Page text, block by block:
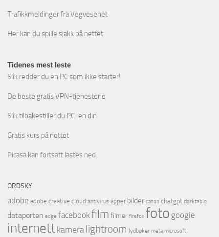
Trafikkmeldinger fra Vegvesenet
Her kan du spille sjakk på nettet
Tidenes mest leste
Slik redder du en PC som ikke starter!
De beste gratis VPN-tjenestene
Slik tilbakestiller du PC-en din
Gratis kurs på nettet
Picasa kan fortsatt lastes ned
ORDSKY
adobe adobe creative cloud antivirus apper bilder canon chatgpt darktable
dataporten edge facebookfilm filmer firefox foto google
internettkameralightroom lydbøker meta microsoft